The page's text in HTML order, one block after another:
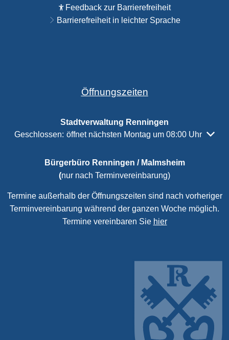
Feedback zur Barrierefreiheit
Barrierefreiheit in leichter Sprache
Öffnungszeiten
Stadtverwaltung Renningen
Klicken, um weitere Öffnungs- oder Schließzeiten
Geschlossen: öffnet nächsten Montag um 08:00 Uhr
Bürgerbüro Renningen / Malmsheim
(nur nach Terminvereinbarung)
Termine außerhalb der Öffnungszeiten sind nach vorheriger
Terminvereinbarung während der ganzen Woche möglich.
Termine vereinbaren Sie hier